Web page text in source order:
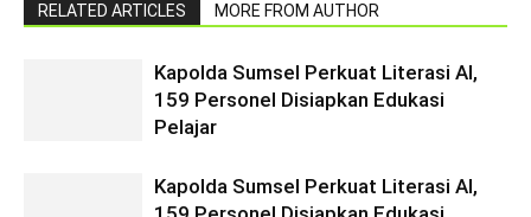
RELATED ARTICLES MORE FROM AUTHOR
Kapolda Sumsel Perkuat Literasi AI,
159 Personel Disiapkan Edukasi
Pelajar
Kapolda Sumsel Perkuat Literasi AI,